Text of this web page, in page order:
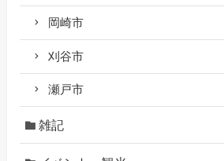
岡崎市
刈谷市
瀬戸市
雑記